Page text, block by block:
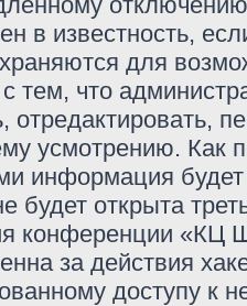
в известность,
для
с тем, что
отредактировать,
усмотрению. Как
информация
будет открыта
конференции «КЦ
за действия
доступу к